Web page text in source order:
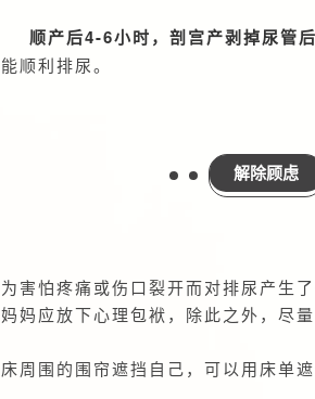
顺产后4-6小时，剖宫产剥掉尿管
顺利排尿。
解除顾虑
害怕疼痛或伤口裂开而对排尿产生
妈应放下心理包袱，除此之外，尽
周围的围帘遮挡自己，可以用床单